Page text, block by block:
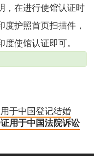
，在进行使馆认证时
护照首页扫描件，
使馆认证即可。
于中国登记结婚
用于中国法院诉讼